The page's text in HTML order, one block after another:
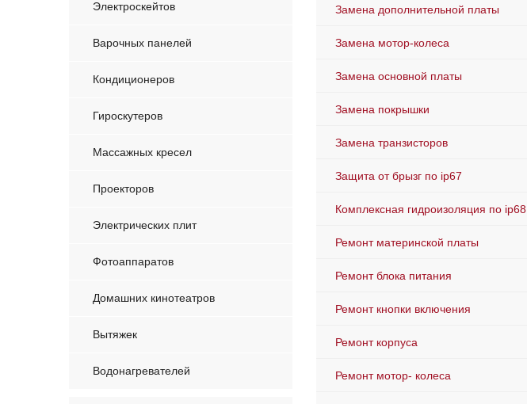
Электроскейтов
Варочных панелей
Кондиционеров
Гироскутеров
Массажных кресел
Проекторов
Электрических плит
Фотоаппаратов
Домашних кинотеатров
Вытяжек
Водонагревателей
Замена дополнительной платы
Замена мотор-колеса
Замена основной платы
Замена покрышки
Замена транзисторов
Защита от брызг по ip67
Комплексная гидроизоляция по ip68
Ремонт материнской платы
Ремонт блока питания
Ремонт кнопки включения
Ремонт корпуса
Ремонт мотор- колеса